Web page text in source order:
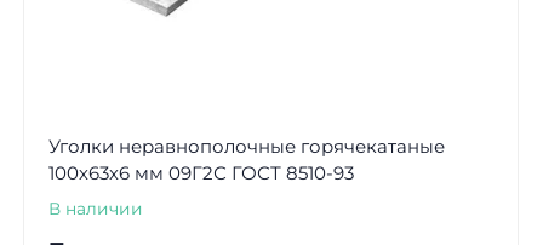
Уголки неравнополочные горячекатаные
100х63х6 мм 09Г2С ГОСТ 8510-93
В наличии